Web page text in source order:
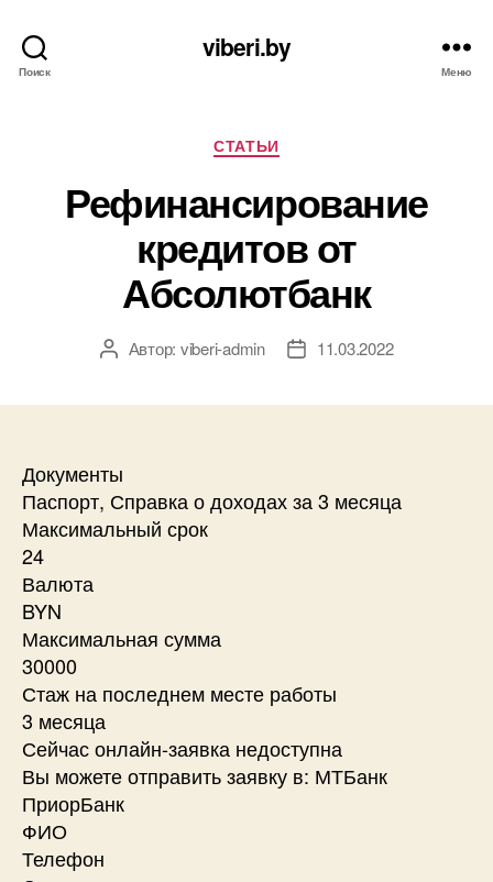
Поиск
viberi.by
Меню
Рубрики
СТАТЬИ
Рефинансирование
кредитов от
Абсолютбанк
АвторАвтор: viberi-admin
Дата11.03.2022
Документы
Паспорт, Справка о доходах за 3 месяца
Максимальный срок
24
Валюта
BYN
Максимальная сумма
30000
Стаж на последнем месте работы
3 месяца
Сейчас онлайн-заявка недоступна
Вы можете отправить заявку в: МТБанк
ПриорБанк
ФИО
Телефон